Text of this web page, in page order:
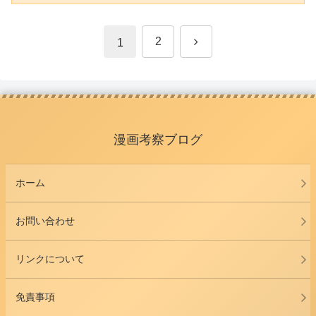
1 2 次
漫画考察ブログ
ホーム
お問い合わせ
リンクについて
免責事項